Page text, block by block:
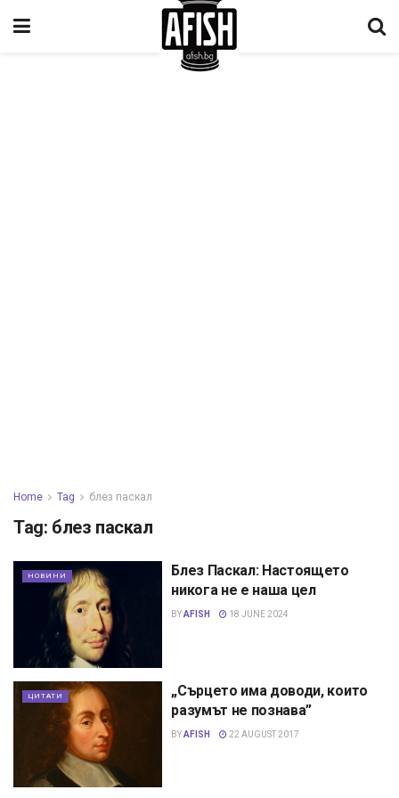
Home Tag блез паскал
Tag: блез паскал
НОВИНИ
Блез Паскал: Настоящето
никога не е наша цел
BYAFISH 18 JUNE 2024
ЦИТАТИ
„Сърцето има доводи, които
разумът не познава”
BYAFISH 22 AUGUST 2017